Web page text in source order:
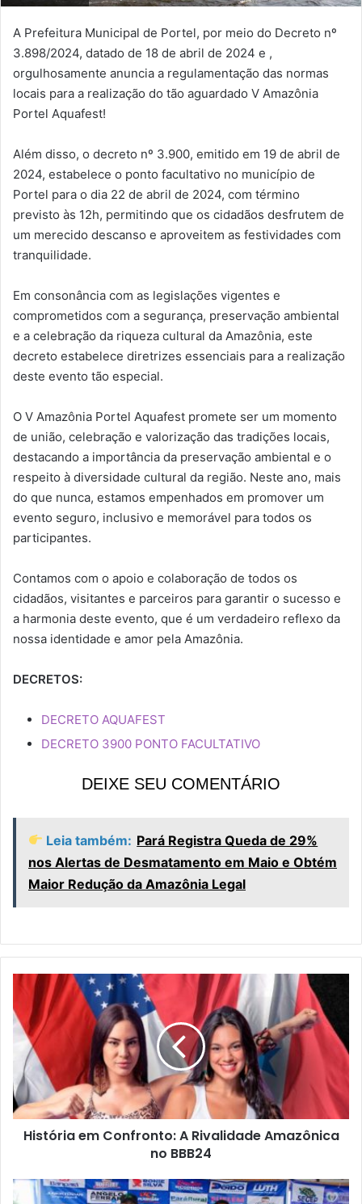
A Prefeitura Municipal de Portel, por meio do Decreto nº
3.898/2024, datado de 18 de abril de 2024 e ,
orgulhosamente anuncia a regulamentação das normas
locais para a realização do tão aguardado V Amazônia
Portel Aquafest!
Além disso, o decreto nº 3.900, emitido em 19 de abril de
2024, estabelece o ponto facultativo no município de
Portel para o dia 22 de abril de 2024, com término
previsto às 12h, permitindo que os cidadãos desfrutem de
um merecido descanso e aproveitem as festividades com
tranquilidade.
Em consonância com as legislações vigentes e
comprometidos com a segurança, preservação ambiental
e a celebração da riqueza cultural da Amazônia, este
decreto estabelece diretrizes essenciais para a realização
deste evento tão especial.
O V Amazônia Portel Aquafest promete ser um momento
de união, celebração e valorização das tradições locais,
destacando a importância da preservação ambiental e o
respeito à diversidade cultural da região. Neste ano, mais
do que nunca, estamos empenhados em promover um
evento seguro, inclusivo e memorável para todos os
participantes.
Contamos com o apoio e colaboração de todos os
cidadãos, visitantes e parceiros para garantir o sucesso e
a harmonia deste evento, que é um verdadeiro reflexo da
nossa identidade e amor pela Amazônia.
DECRETOS:
DECRETO AQUAFEST
DECRETO 3900 PONTO FACULTATIVO
DEIXE SEU COMENTÁRIO
Leia também: Pará Registra Queda de 29%
nos Alertas de Desmatamento em Maio e Obtém
Maior Redução da Amazônia Legal
H
s
i
a
e
n
História em Confronto: A Rivalidade Amazônica
no BBB24
A